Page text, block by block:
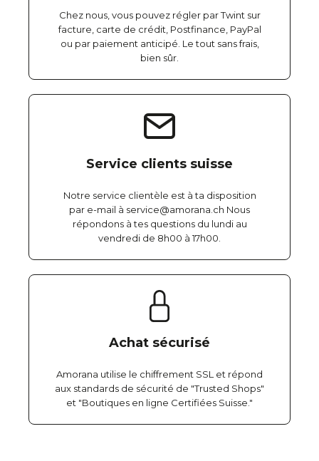
Chez nous, vous pouvez régler par Twint sur
facture, carte de crédit, Postfinance, PayPal
ou par paiement anticipé. Le tout sans frais,
bien sûr.
Service clients suisse
Notre service clientèle est à ta disposition
par e-mail à service@amorana.ch Nous
répondons à tes questions du lundi au
vendredi de 8h00 à 17h00.
Achat sécurisé
Amorana utilise le chiffrement SSL et répond
aux standards de sécurité de "Trusted Shops"
et "Boutiques en ligne Certifiées Suisse."